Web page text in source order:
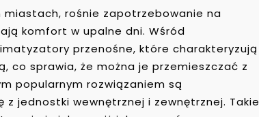
miastach, rośnie zapotrzebowanie na
komfort w upalne dni. Wśród
przenośne, które charakteryzują
co sprawia, że można je przemieszczać z
popularnym rozwiązaniem są
jednostki wewnętrznej i zewnętrznej. Takie